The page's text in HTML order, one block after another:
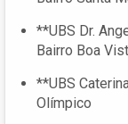
**UBS Dr.
Bairro Boa
**UBS
Olímpico